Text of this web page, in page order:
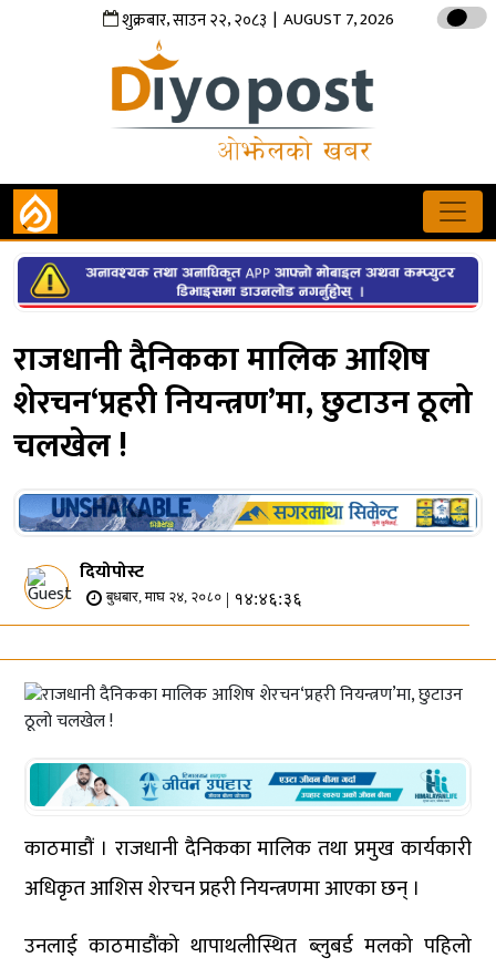
शुक्रबार,साउन२२,२०८३ | AUGUST 7, 2026
राजधानी दैनिकका मालिक आशिष
शेरचन‘प्रहरी नियन्त्रण’मा, छुटाउन ठूलो
चलखेल !
दियोपोस्ट
बुधबार, माघ २४, २०८० | १४:४६:३६
काठमाडौं । राजधानी दैनिकका मालिक तथा प्रमुख कार्यकारी
अधिकृत आशिस शेरचन प्रहरी नियन्त्रणमा आएका छन् ।
उनलाई काठमाडौंको थापाथलीस्थित ब्लुबर्ड मलको पहिलो